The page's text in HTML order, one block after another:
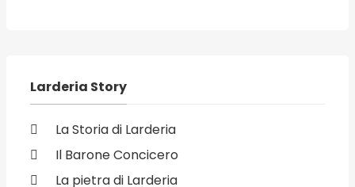
Larderia Story
La Storia di Larderia
Il Barone Concicero
La pietra di Larderia